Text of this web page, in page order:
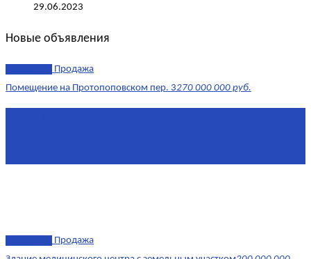
29.06.2023
Новые объявления
Продажа
Помещение на Протопоповском пер. 3270 000 000 руб.
Продажа